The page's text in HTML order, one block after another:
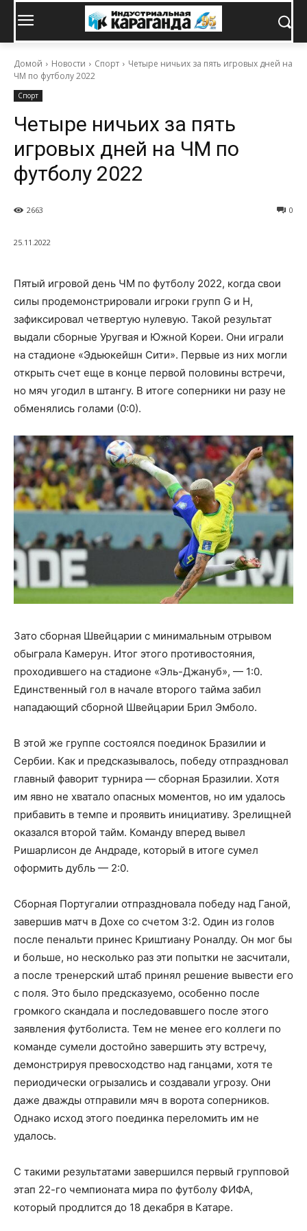
Домой Новости Спорт
Четыре ничьих за пять игровых дней на
ЧМ по футболу 2022
Спорт
Четыре ничьих за пять
игровых дней на ЧМ по
футболу 2022
0
2663
25.11.2022
Пятый игровой день ЧМ по футболу 2022, когда свои
силы продемонстрировали игроки групп G и H,
зафиксировал четвертую нулевую. Такой результат
выдали сборные Уругвая и Южной Кореи. Они играли
на стадионе «Эдьюкейшн Сити». Первые из них могли
открыть счет еще в конце первой половины встречи,
но мяч угодил в штангу. В итоге соперники ни разу не
обменялись голами (0:0).
Зато сборная Швейцарии с минимальным отрывом
обыграла Камерун. Итог этого противостояния,
проходившего на стадионе «Эль-Джануб», — 1:0.
Единственный гол в начале второго тайма забил
нападающий сборной Швейцарии Брил Эмболо.
В этой же группе состоялся поединок Бразилии и
Сербии. Как и предсказывалось, победу отпраздновал
главный фаворит турнира — сборная Бразилии. Хотя
им явно не хватало опасных моментов, но им удалось
прибавить в темпе и проявить инициативу. Зрелищней
оказался второй тайм. Команду вперед вывел
Ришарлисон де Андраде, который в итоге сумел
оформить дубль — 2:0.
Сборная Португалии отпраздновала победу над Ганой,
завершив матч в Дохе со счетом 3:2. Один из голов
после пенальти принес Криштиану Роналду. Он мог бы
и больше, но несколько раз эти попытки не засчитали,
а после тренерский штаб принял решение вывести его
с поля. Это было предсказуемо, особенно после
громкого скандала и последовавшего после этого
заявления футболиста. Тем не менее его коллеги по
команде сумели достойно завершить эту встречу,
демонстрируя превосходство над ганцами, хотя те
периодически огрызались и создавали угрозу. Они
даже дважды отправили мяч в ворота соперников.
Однако исход этого поединка переломить им не
удалось.
С такими результатами завершился первый групповой
этап 22-го чемпионата мира по футболу ФИФА,
который продлится до 18 декабря в Катаре.